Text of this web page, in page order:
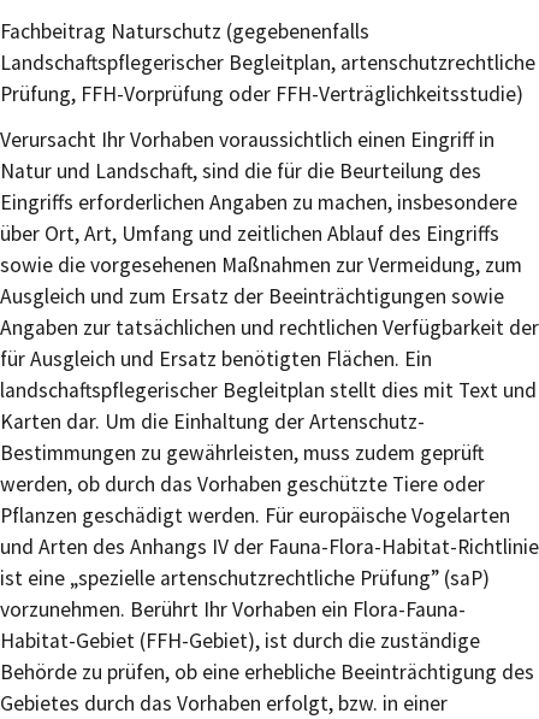
Fachbeitrag Naturschutz (gegebenenfalls
Landschaftspflegerischer Begleitplan, artenschutzrechtliche
Prüfung, FFH-Vorprüfung oder FFH-Verträglichkeitsstudie)
Verursacht Ihr Vorhaben voraussichtlich einen Eingriff in
Natur und Landschaft, sind die für die Beurteilung des
Eingriffs erforderlichen Angaben zu machen, insbesondere
über Ort, Art, Umfang und zeitlichen Ablauf des Eingriffs
sowie die vorgesehenen Maßnahmen zur Vermeidung, zum
Ausgleich und zum Ersatz der Beeinträchtigungen sowie
Angaben zur tatsächlichen und rechtlichen Verfügbarkeit der
für Ausgleich und Ersatz benötigten Flächen. Ein
landschaftspflegerischer Begleitplan stellt dies mit Text und
Karten dar. Um die Einhaltung der Artenschutz-
Bestimmungen zu gewährleisten, muss zudem geprüft
werden, ob durch das Vorhaben geschützte Tiere oder
Pflanzen geschädigt werden. Für europäische Vogelarten
und Arten des Anhangs IV der Fauna-Flora-Habitat-Richtlinie
ist eine „spezielle artenschutzrechtliche Prüfung” (saP)
vorzunehmen. Berührt Ihr Vorhaben ein Flora-Fauna-
Habitat-Gebiet (FFH-Gebiet), ist durch die zuständige
Behörde zu prüfen, ob eine erhebliche Beeinträchtigung des
Gebietes durch das Vorhaben erfolgt, bzw. in einer